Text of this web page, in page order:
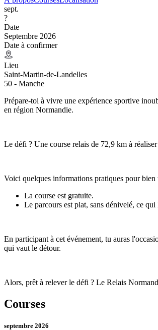
sept.
?
Date
Septembre 2026
Date à confirmer
Lieu
Saint-Martin-de-Landelles
50 - Manche
Prépare-toi à vivre une expérience sportive
en région Normandie.
Le défi ? Une course relais de 72,9 km à
Voici quelques informations pratiques pour bien
La course est gratuite.
Le parcours est plat, sans dénivelé, ce
En participant à cet événement, tu auras
qui vaut le détour.
Alors, prêt à relever le défi ? Le Relais
Courses
septembre 2026